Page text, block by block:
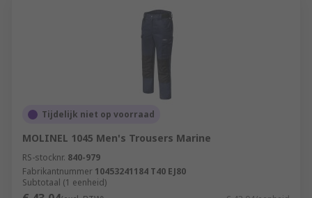
Tijdelijk niet op voorraad
MOLINEL 1045 Men's Trousers Marine
RS-stocknr. 840-979
Fabrikantnummer 10453241184 T40 EJ80
Subtotaal (1 eenheid)